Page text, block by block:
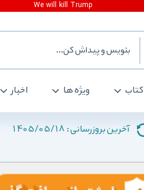
کتاب ویژه ها اخبار
آخرین بروزرسانی : 1405/05/18